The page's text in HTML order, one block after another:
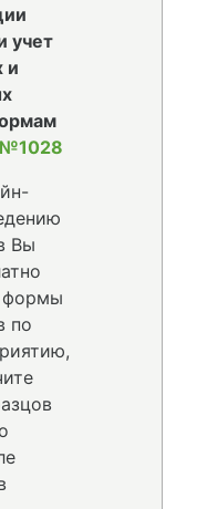
учет
и
Вы
формы
по